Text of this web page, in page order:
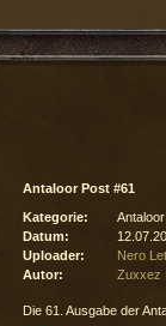
Antaloor Post #61
Kategorie:
Datum:
Uploader:
Nero
Autor:
Zuxxez
Die 61. Ausgabe der